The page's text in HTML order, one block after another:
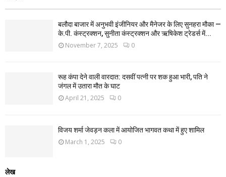
बलौदा बाजार में अनुभवी इंजीनियर और मैनेजर के लिए सुनहरा मौका —
के.पी. कंस्ट्रक्शन, सुनीता कंस्ट्रक्शन और ऋषिकेश ट्रेडर्स में...
November 7, 2025 0
रूह कंपा देने वाली वारदात: दसवीं पत्नी पर शक हुआ भारी, पति ने
जंगल में उतारा मौत के घाट
April 21, 2025 0
विजय शर्मा जेवड़न कला में आयोजित भागवत कथा में हुए शामिल
March 1, 2025 0
लेख